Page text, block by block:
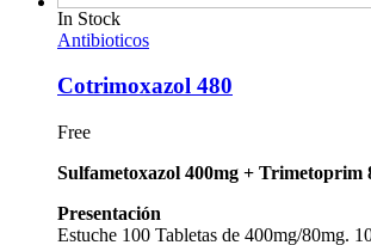
In Stock
Antibioticos
Cotrimoxazol 480
Free
Sulfametoxazol 400mg + Trimetoprim
Presentación
Estuche 100 Tabletas de 400mg/80mg.